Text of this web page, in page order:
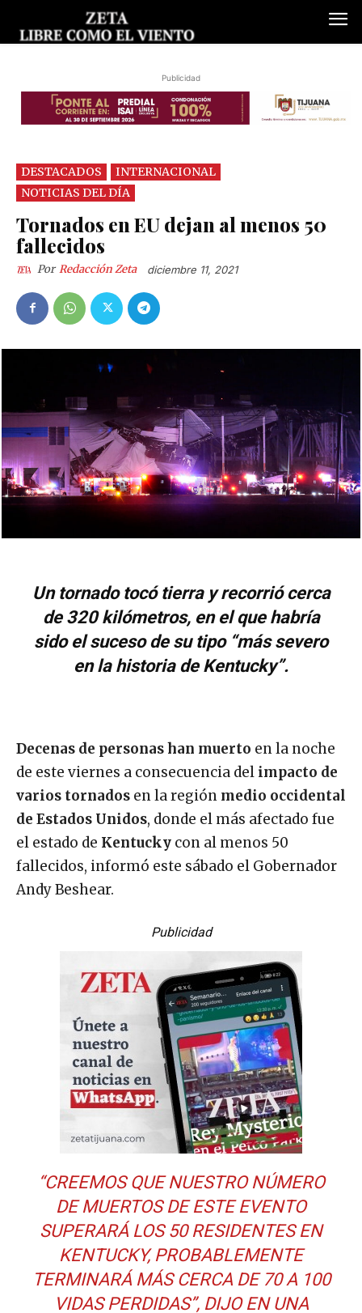
Publicidad
DESTACADOS
INTERNACIONAL
NOTICIAS DEL DÍA
Tornados en EU dejan al menos 50
fallecidos
Por Redacción Zeta diciembre 11, 2021
Un tornado tocó tierra y recorrió cerca
de 320 kilómetros, en el que habría
sido el suceso de su tipo “más severo
en la historia de Kentucky”.
Decenas de personas han muerto en la noche
de este viernes a consecuencia del impacto de
varios tornados en la región medio occidental
de Estados Unidos, donde el más afectado fue
el estado de Kentucky con al menos 50
fallecidos, informó este sábado el Gobernador
Andy Beshear.
Publicidad
“CREEMOS QUE NUESTRO NÚMERO
DE MUERTOS DE ESTE EVENTO
SUPERARÁ LOS 50 RESIDENTES EN
KENTUCKY, PROBABLEMENTE
TERMINARÁ MÁS CERCA DE 70 A 100
VIDAS PERDIDAS”, DIJO EN UNA